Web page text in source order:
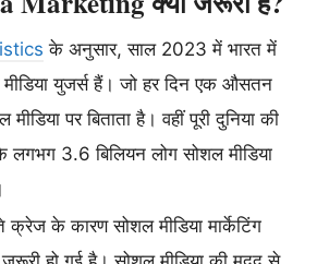
के अनुसार, साल 2023 में भारत में
युजर्स हैं। जो हर दिन एक औसतन
पर बिताता है। वहीं पूरी दुनिया की
लगभग 3.6 बिलियन लोग सोशल मीडिया
क्रेज के कारण सोशल मीडिया मार्केटिंग